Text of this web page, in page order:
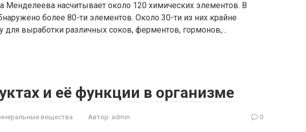
Менделеева насчитывает около 120 химических элементов. В
более 80-ти элементов. Около 30-ти из них крайне
для выработки различных соков, ферментов, гормонов,…
и её функции в организме
вещества Автор: admin 0